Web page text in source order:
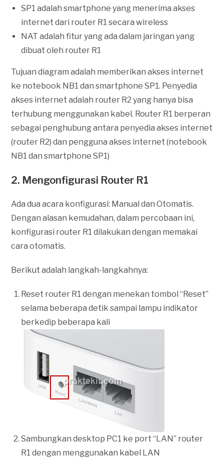
SP1 adalah smartphone yang menerima akses
internet dari router R1 secara wireless
NAT adalah fitur yang ada dalam jaringan yang
dibuat oleh router R1
Tujuan diagram adalah memberikan akses internet
ke notebook NB1 dan smartphone SP1. Penyedia
akses internet adalah router R2 yang hanya bisa
terhubung menggunakan kabel. Router R1 berperan
sebagai penghubung antara penyedia akses internet
(router R2) dan pengguna akses internet (notebook
NB1 dan smartphone SP1)
2. Mengonfigurasi Router R1
Ada dua acara konfigurasi: Manual dan Otomatis.
Dengan alasan kemudahan, dalam percobaan ini,
konfigurasi router R1 dilakukan dengan memakai
cara otomatis.
Berikut adalah langkah-langkahnya:
Reset router R1 dengan menekan tombol “Reset”
selama beberapa detik sampai lampu indikator
berkedip beberapa kali
Sambungkan desktop PC1 ke port “LAN” router
R1 dengan menggunakan kabel LAN